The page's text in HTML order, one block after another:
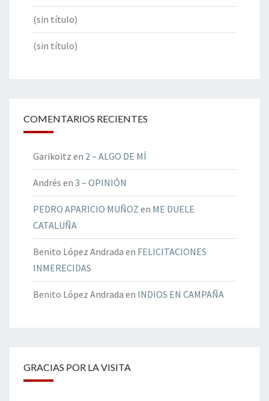
(sin título)
(sin título)
COMENTARIOS RECIENTES
Garikoitz en 2 – ALGO DE MÍ
Andrés en 3 – OPINIÓN
PEDRO APARICIO MUÑOZ en ME DUELE
CATALUÑA
Benito López Andrada en FELICITACIONES
INMERECIDAS
Benito López Andrada en INDIOS EN CAMPAÑA
GRACIAS POR LA VISITA